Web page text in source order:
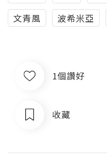
文青風
波希米亞
1個讚好
收藏